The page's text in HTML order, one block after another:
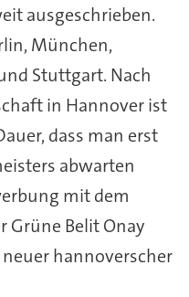
ausgeschrieben.
München,
Stuttgart. Nach
in Hannover ist
dass man erst
abwarten
mit dem
Grüne Belit Onay
hannoverscher